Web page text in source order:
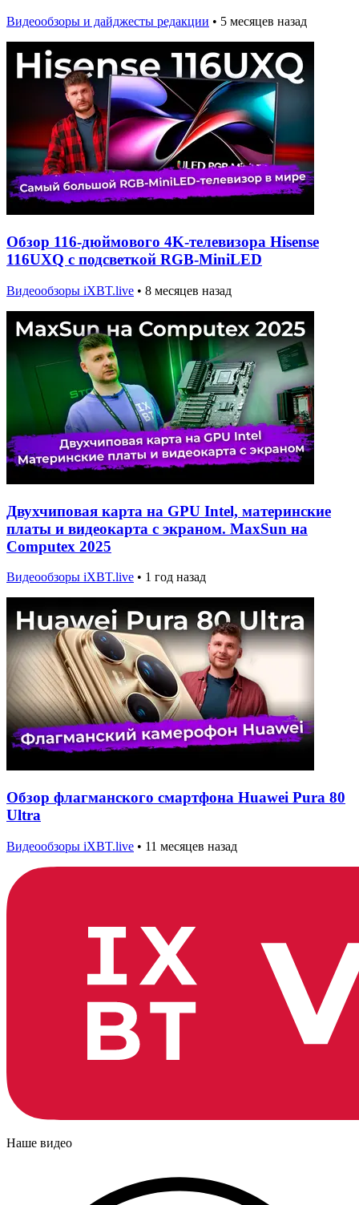
Видеообзоры и дайджесты редакции • 5 месяцев назад
Обзор 116-дюймового 4K-телевизора Hisense
116UXQ с подсветкой RGB-MiniLED
Видеообзоры iXBT.live • 8 месяцев назад
Двухчиповая карта на GPU Intel, материнские
платы и видеокарта с экраном. MaxSun на
Computex 2025
Видеообзоры iXBT.live • 1 год назад
Обзор флагманского смартфона Huawei Pura 80
Ultra
Видеообзоры iXBT.live • 11 месяцев назад
Наше видео